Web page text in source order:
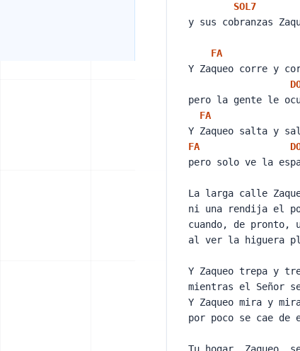
SOL 7
y sus cobranzas
FA
Y Zaqueo corre y
pero la gente le
FA
Y Zaqueo salta y
FA
pero solo ve la
La larga calle
ni una rendija el
cuando, de pronto,
al ver la higuera
Y Zaqueo trepa y
mientras el Señor
Y Zaqueo mira y
por poco se cae